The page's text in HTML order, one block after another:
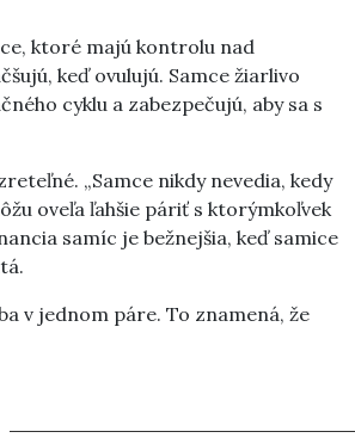
ktoré majú kontrolu nad
keď ovulujú. Samce žiarlivo
cyklu a zabezpečujú, aby sa s
„Samce nikdy nevedia, kedy
oveľa ľahšie páriť s ktorýmkoľvek
samíc je bežnejšia, keď samice
v jednom páre. To znamená, že